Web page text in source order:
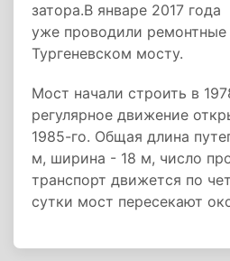
затора.В январе 2017 года
уже проводили ремонтные
Тургеневском мосту.
Мост начали строить в
регулярное движение
1985-го. Общая длина
м, ширина - 18 м, число
транспорт движется по
сутки мост пересекают